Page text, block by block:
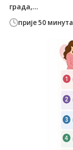
прије 50 минута
града,...